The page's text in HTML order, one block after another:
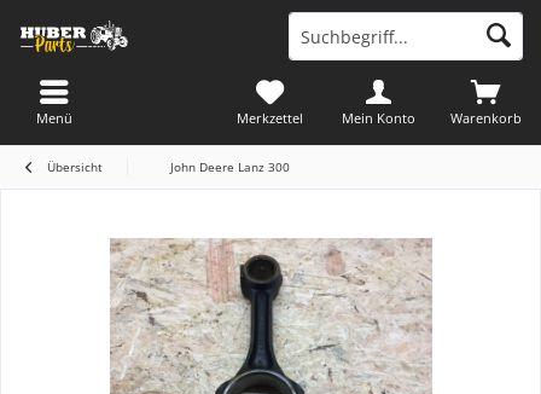
Warenkorb
Merkzettel Mein Konto
Menü
Übersicht John Deere Lanz 300